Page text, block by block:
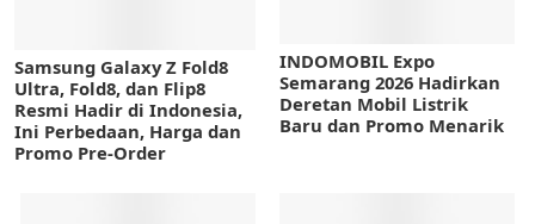
Samsung Galaxy Z Fold8
Ultra, Fold8, dan Flip8
Resmi Hadir di Indonesia,
Ini Perbedaan, Harga dan
Promo Pre-Order
INDOMOBIL Expo
Semarang 2026 Hadirkan
Deretan Mobil Listrik
Baru dan Promo Menarik